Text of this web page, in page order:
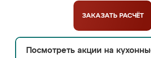
ЗАКАЗАТЬ РАСЧЁТ
Посмотреть акции на